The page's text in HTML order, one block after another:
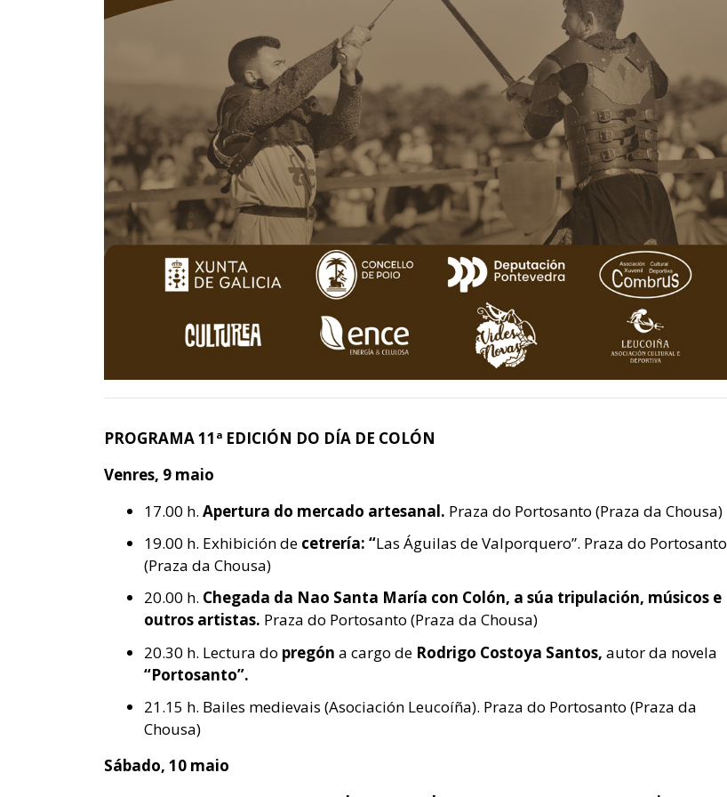
PROGRAMA 11ª EDICIÓN DO DÍA DE COLÓN
Venres, 9 maio
17.00 h. Apertura do mercado artesanal. Praza do Portosanto (Praza da Chousa)
19.00 h. Exhibición de cetrería: “Las Águilas de Valporquero”. Praza do Portosanto
(Praza da Chousa)
20.00 h. Chegada da Nao Santa María con Colón, a súa tripulación, músicos e
outros artistas. Praza do Portosanto (Praza da Chousa)
20.30 h. Lectura do pregón a cargo de Rodrigo Costoya Santos, autor da novela
“Portosanto”.
21.15 h. Bailes medievais (Asociación Leucoíña). Praza do Portosanto (Praza da
Chousa)
Sábado, 10 maio